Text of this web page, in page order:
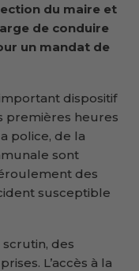
du maire et
de conduire
un mandat de
dispositif
premières heures
police, de la
sont
des
susceptible
des
L’accès à la